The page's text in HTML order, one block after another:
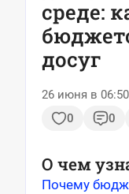
среде:
досуг
26 июня в 06:50
0
0
О чем
Почему